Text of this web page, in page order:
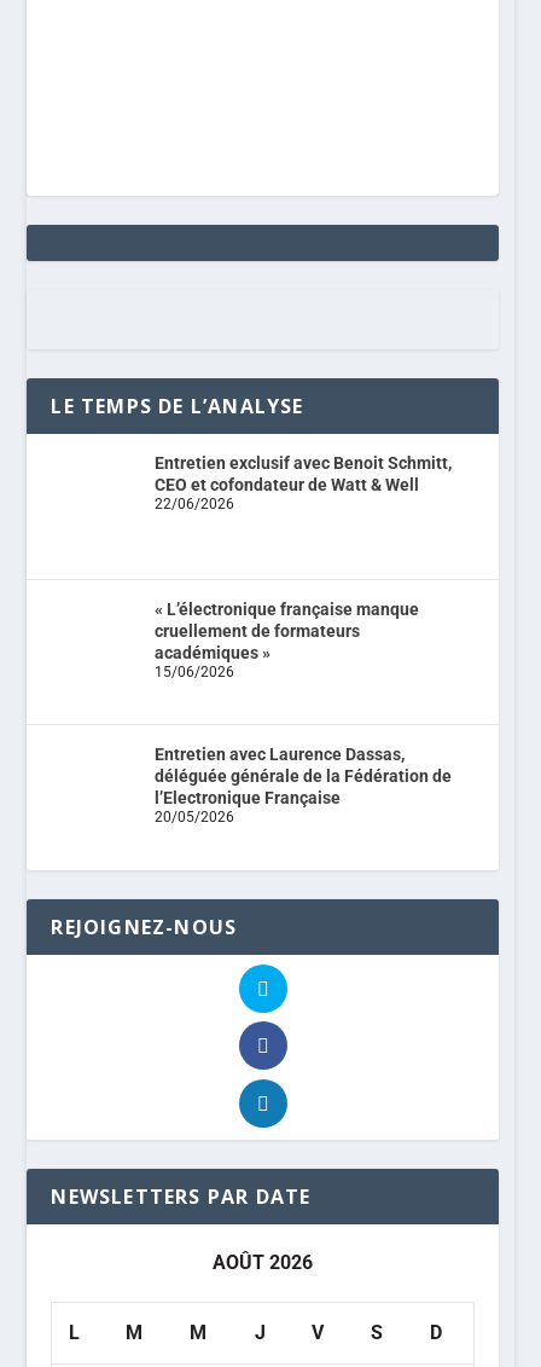
LE TEMPS DE L’ANALYSE
Entretien exclusif avec Benoit Schmitt,
CEO et cofondateur de Watt & Well
22/06/2026
« L’électronique française manque
cruellement de formateurs
académiques »
15/06/2026
Entretien avec Laurence Dassas,
déléguée générale de la Fédération de
l’Electronique Française
20/05/2026
REJOIGNEZ-NOUS
NEWSLETTERS PAR DATE
AOÛT 2026
L M M J V S D